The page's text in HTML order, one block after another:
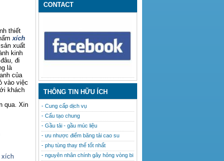
thiết
xích
xuất
kinh
đi
là
của
vào việc
khách
qua. Xin
xích
CONTACT
THÔNG TIN HỮU ÍCH
- Cung cấp dịch vụ
- Cấu tạo chung
- Gầu tải - gầu múc liệu
- ưu nhược điểm băng tải cao su
- phụ tùng thay thế tốt nhất
- nguyên nhân chính gây hỏng vòng bi